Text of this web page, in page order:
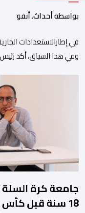
بواسطة أحداث. أنفو
في إطارالاستعدادات
وفي هذا السياق، أكد رئيس
ولم تخل هذه الدورة من
وتبرز هذه الأرقام
ومن المرتقب أن تعرف
واسعا،في ظل الشغف
جامعة كرة
18 سنة قبل كأس إفريقيا